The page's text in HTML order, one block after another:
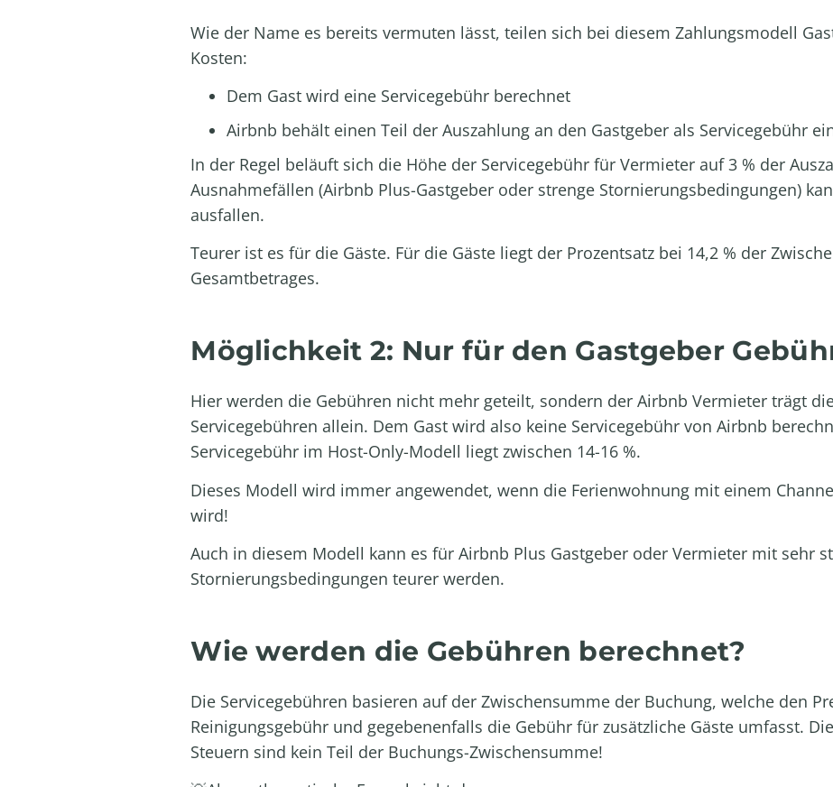
Wie der Name es bereits vermuten lässt, teilen sich bei diesem Zahlungsmodell
Kosten:
Dem Gast wird eine Servicegebühr berechnet
Airbnb behält einen Teil der Auszahlung an den Gastgeber als Servicegebühr
In der Regel beläuft sich die Höhe der Servicegebühr für Vermieter auf 3 % der
Ausnahmefällen (Airbnb Plus-Gastgeber oder strenge Stornierungsbedingungen)
ausfallen.
Teurer ist es für die Gäste. Für die Gäste liegt der Prozentsatz bei 14,2 % der
Gesamtbetrages.
Möglichkeit 2: Nur für den Gastgeber
Hier werden die Gebühren nicht mehr geteilt, sondern der Airbnb Vermieter trägt
Servicegebühren allein. Dem Gast wird also keine Servicegebühr von Airbnb
Servicegebühr im Host-Only-Modell liegt zwischen 14-16 %.
Dieses Modell wird immer angewendet, wenn die Ferienwohnung mit einem
wird!
Auch in diesem Modell kann es für Airbnb Plus Gastgeber oder Vermieter mit sehr
Stornierungsbedingungen teurer werden.
Wie werden die Gebühren berechnet?
Die Servicegebühren basieren auf der Zwischensumme der Buchung, welche den
Reinigungsgebühr und gegebenenfalls die Gebühr für zusätzliche Gäste umfasst.
Steuern sind kein Teil der Buchungs-Zwischensumme!